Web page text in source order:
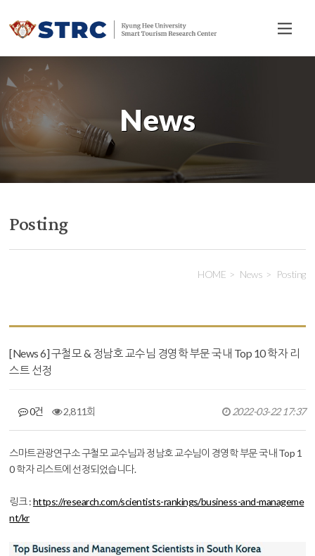
전
체
News
Posting
HOME News Posting
[News 6] 구철모 & 정남호 교수님 경영학 부문 국내 Top 10 학자 리
스트 선정
0건 2,811회 2022-03-22 17:37
본문
스마트관광연구소 구철모 교수님과 정남호 교수님이 경영학 부문 국내 Top 1
0 학자 리스트에 선정되었습니다.
링크 :https://research.com/scientists-rankings/business-and-manageme
nt/kr